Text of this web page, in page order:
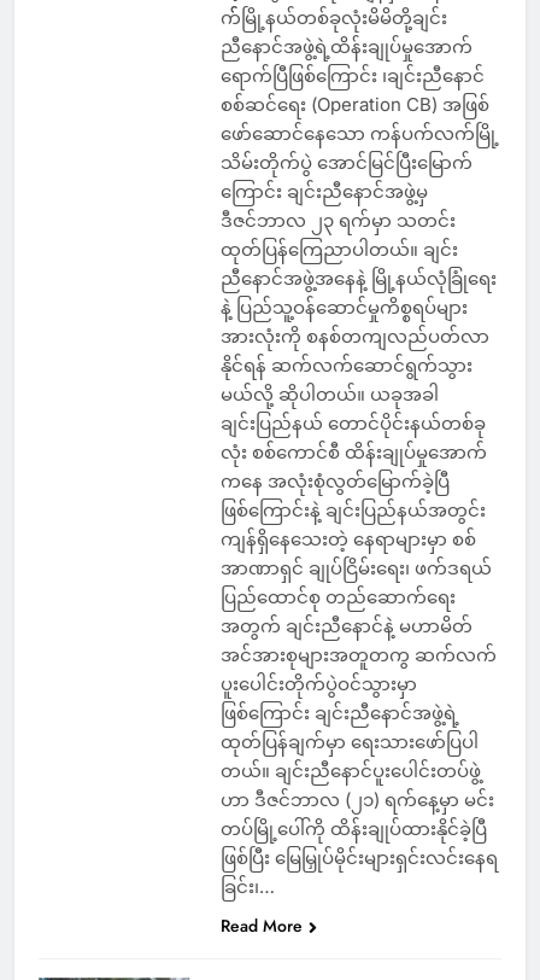
က််မြို့နယ်တစ်ခုလုံးမိမိတို့ချင်း
ညီနောင်အဖွဲ့ရဲ့ထိန်းချုပ်မှုအောက်
ရောက်ပြီဖြစ်ကြောင်း ၊ချင်းညီနောင်
စစ်ဆင်ရေး (Operation CB) အဖြစ်
ဖော်ဆောင်နေသော ကန်ပက်လက်မြို့
သိမ်းတိုက်ပွဲ အောင်မြင်ပြီးမြောက်
ကြောင်း ချင်းညီနောင်အဖွဲ့မှ
ဒီဇင်ဘာလ ၂၃ ရက်မှာ သတင်း
ထုတ်ပြန်ကြေညာပါတယ်။ ချင်း
ညီနောင်အဖွဲ့အနေနဲ့ မြို့နယ်လုံခြုံရေး
နဲ့ ပြည်သူ့ဝန်ဆောင်မှုကိစ္စရပ်များ
အားလုံးကို စနစ်တကျလည်ပတ်လာ
နိုင်ရန် ဆက်လက်ဆောင်ရွက်သွား
မယ်လို့ ဆိုပါတယ်။ ယခုအခါ
ချင်းပြည်နယ် တောင်ပိုင်းနယ်တစ်ခု
လုံး စစ်ကောင်စီ ထိန်းချုပ်မှုအောက်
ကနေ အလုံးစုံလွတ်မြောက်ခဲ့ပြီ
ဖြစ်ကြောင်းနဲ့ ချင်းပြည်နယ်အတွင်း
ကျန်ရှိနေသေးတဲ့ နေရာများမှာ စစ်
အာဏာရှင် ချုပ်ငြိမ်းရေး၊ ဖက်ဒရယ်
ပြည်ထောင်စု တည်ဆောက်ရေး
အတွက် ချင်းညီနောင်နဲ့ မဟာမိတ်
အင်အားစုများအတူတကွ ဆက်လက်
ပူးပေါင်းတိုက်ပွဲဝင်သွားမှာ
ဖြစ်ကြောင်း ချင်းညီနောင်အဖွဲ့ရဲ့
ထုတ်ပြန်ချက်မှာ ရေးသားဖော်ပြပါ
တယ်။ ချင်းညီနောင်ပူးပေါင်းတပ်ဖွဲ့
ဟာ ဒီဇင်ဘာလ (၂၁) ရက်နေ့မှာ မင်း
တပ်မြို့ပေါ်ကို ထိန်းချုပ်ထားနိုင်ခဲ့ပြီ
ဖြစ်ပြီး မြေမြှုပ်မိုင်းများရှင်းလင်းနေရ
ခြင်း၊…
Read More